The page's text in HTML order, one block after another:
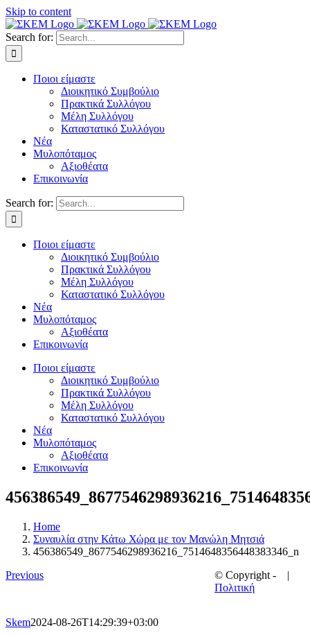
Skip to content
Search for:
Ποιοι είμαστε
Διοικητικό Συμβούλιο
Πρακτικά Συλλόγου
Μέλη Συλλόγου
Καταστατικό Συλλόγου
Νέα
Μυλοπόταμος
Αξιοθέατα
Επικοινωνία
Search for:
Ποιοι είμαστε
Διοικητικό Συμβούλιο
Πρακτικά Συλλόγου
Μέλη Συλλόγου
Καταστατικό Συλλόγου
Νέα
Μυλοπόταμος
Αξιοθέατα
Επικοινωνία
Ποιοι είμαστε
Διοικητικό Συμβούλιο
Πρακτικά Συλλόγου
Μέλη Συλλόγου
Καταστατικό Συλλόγου
Νέα
Μυλοπόταμος
Αξιοθέατα
Επικοινωνία
Home
Συναυλία στην Κάτω Χώρα με τον Μανώλη Μητσιά
456386549_8677546298936216_7514648356448383346_n
Previous
Skem2024-08-26T14:29:39+03:00
© Copyright -
|
Πολιτική